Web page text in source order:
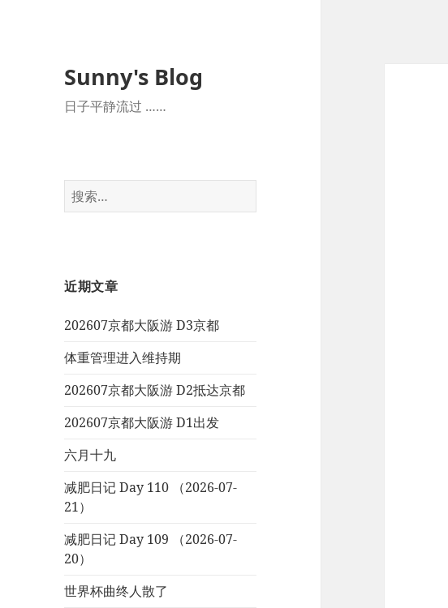
Sunny's Blog
日子平静流过 ……
搜
索：
近期文章
202607京都大阪游 D3京都
体重管理进入维持期
202607京都大阪游 D2抵达京都
202607京都大阪游 D1出发
六月十九
减肥日记 Day 110 （2026-07-
21）
减肥日记 Day 109 （2026-07-
20）
世界杯曲终人散了